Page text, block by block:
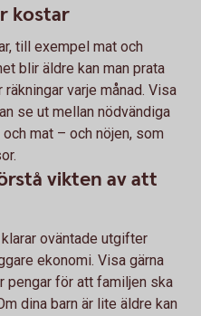
kostar
till exempel mat och
blir äldre kan man prata
varje månad. Visa
se ut mellan nödvändiga
mat – och nöjen, som
vikten av att
oväntade utgifter
ekonomi. Visa gärna
pengar för att familjen ska
dina barn är lite äldre kan